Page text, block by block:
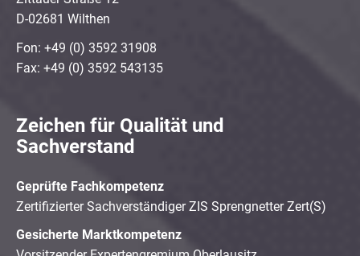
D-02681 Wilthen
Fon: +49 (0) 3592 31908
Fax: +49 (0) 3592 543135
Zeichen für Qualität und
Sachverstand
Geprüfte Fachkompetenz
Zertifizierter Sachverständiger ZIS Sprengnetter Zert(S)
Gesicherte Marktkompetenz